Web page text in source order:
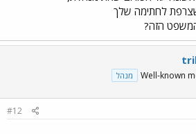
לחתימה שלך
הזה?
Well-known מנהל
#12